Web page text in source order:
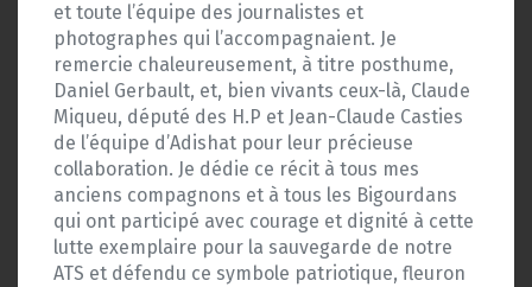
et toute l’équipe des journalistes et
photographes qui l’accompagnaient. Je
remercie chaleureusement, à titre posthume,
Daniel Gerbault, et, bien vivants ceux-là, Claude
Miqueu, député des H.P et Jean-Claude Casties
de l’équipe d’Adishat pour leur précieuse
collaboration. Je dédie ce récit à tous mes
anciens compagnons et à tous les Bigourdans
qui ont participé avec courage et dignité à cette
lutte exemplaire pour la sauvegarde de notre
ATS et défendu ce symbole patriotique, fleuron